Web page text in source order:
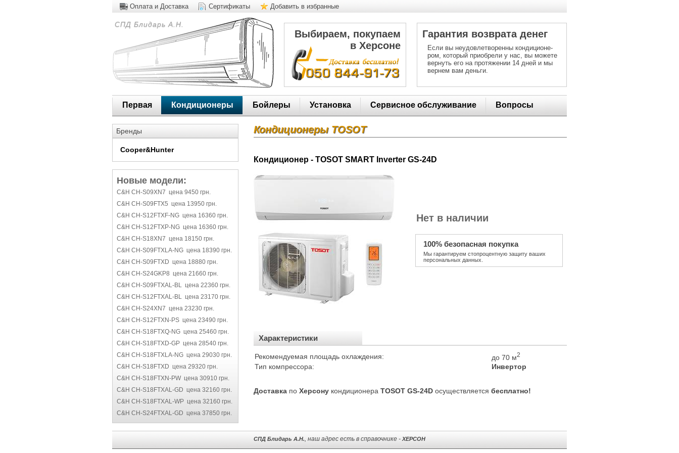
Оплата и Доставка Сертификаты Добавить в избранные
СПД Блидарь А.Н.
Выбираем, покупаем
в Херсоне
Гарантия возврата денег
Если вы неудовлетворенны кондиционе-
ром, который приобрели у нас, вы можете
вернуть его на протяжении 14 дней и мы
вернем вам деньги.
Первая Кондиционеры Бойлеры Установка Сервисное обслуживание Вопросы
Бренды
Cooper&Hunter
Новые модели:
C&H CH-S09XN7 цена 9450 грн.
C&H CH-S09FTX5 цена 13950 грн.
C&H CH-S12FTXF-NG цена 16360 грн.
C&H CH-S12FTXP-NG цена 16360 грн.
C&H CH-S18XN7 цена 18150 грн.
C&H CH-S09FTXLA-NG цена 18390 грн.
C&H CH-S09FTXD цена 18880 грн.
C&H CH-S24GKP8 цена 21660 грн.
C&H CH-S09FTXAL-BL цена 22360 грн.
C&H CH-S12FTXAL-BL цена 23170 грн.
C&H CH-S24XN7 цена 23230 грн.
C&H CH-S12FTXN-PS цена 23490 грн.
C&H CH-S18FTXQ-NG цена 25460 грн.
C&H CH-S18FTXD-GP цена 28540 грн.
C&H CH-S18FTXLA-NG цена 29030 грн.
C&H CH-S18FTXD цена 29320 грн.
C&H CH-S18FTXN-PW цена 30910 грн.
C&H CH-S18FTXAL-GD цена 32160 грн.
C&H CH-S18FTXAL-WP цена 32160 грн.
C&H CH-S24FTXAL-GD цена 37850 грн.
Кондиционеры TOSOT
Кондиционер - TOSOT SMART Inverter GS-24D
Нет в наличии
100% безопасная покупка
Мы гарантируем стопроцентную защиту ваших
персональных данных.
Характеристики
Рекомендуемая площадь охлаждения: до 70 м2
Тип компрессора: Инвертор
Доставка по Херсону кондиционера TOSOT GS-24D осуществляется бесплатно!
СПД Блидарь А.Н., наш адрес есть в справочнике -ХЕРСОН